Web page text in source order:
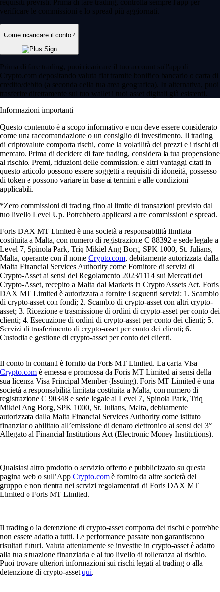
requisiti previsti. Prima di fare trading, controlla sempre l'app per
verificare le commissioni e lo spread più aggiornati.
Come ricaricare il conto?
Prima di fare trading, puoi ricaricare il tuo account sull'app di
Crypto.com depositando valuta fiat tramite bonifico bancario o carta di
credito/debito (a seconda della tua area geografica). In alternativa, puoi
trasferire direttamente sul tuo wallet i tuoi asset digitali già esistenti.
Informazioni importanti
Questo contenuto è a scopo informativo e non deve essere considerato
come una raccomandazione o un consiglio di investimento. Il trading
di criptovalute comporta rischi, come la volatilità dei prezzi e i rischi di
mercato. Prima di decidere di fare trading, considera la tua propensione
al rischio. Premi, riduzioni delle commissioni e altri vantaggi citati in
questo articolo possono essere soggetti a requisiti di idoneità, possesso
di token e possono variare in base ai termini e alle condizioni
applicabili.
*Zero commissioni di trading fino al limite di transazioni previsto dal
tuo livello Level Up. Potrebbero applicarsi altre commissioni e spread.
Foris DAX MT Limited è una società a responsabilità limitata
costituita a Malta, con numero di registrazione C 88392 e sede legale a
Level 7, Spinola Park, Triq Mikiel Ang Borg, SPK 1000, St. Julians,
Malta, operante con il nome Crypto.com, debitamente autorizzata dalla
Malta Financial Services Authority come Fornitore di servizi di
Crypto-Asset ai sensi del Regolamento 2023/1114 sui Mercati dei
Crypto-Asset, recepito a Malta dal Markets in Crypto Assets Act. Foris
DAX MT Limited è autorizzata a fornire i seguenti servizi: 1. Scambio
di crypto-asset con fondi; 2. Scambio di crypto-asset con altri crypto-
asset; 3. Ricezione e trasmissione di ordini di crypto-asset per conto dei
clienti; 4. Esecuzione di ordini di crypto-asset per conto dei clienti; 5.
Servizi di trasferimento di crypto-asset per conto dei clienti; 6.
Custodia e gestione di crypto-asset per conto dei clienti.
Il conto in contanti è fornito da Foris MT Limited. La carta Visa
Crypto.com è emessa e promossa da Foris MT Limited ai sensi della
sua licenza Visa Principal Member (Issuing). Foris MT Limited è una
società a responsabilità limitata costituita a Malta, con numero di
registrazione C 90348 e sede legale al Level 7, Spinola Park, Triq
Mikiel Ang Borg, SPK 1000, St. Julians, Malta, debitamente
autorizzata dalla Malta Financial Services Authority come istituto
finanziario abilitato all’emissione di denaro elettronico ai sensi del 3°
Allegato al Financial Institutions Act (Electronic Money Institutions).
Qualsiasi altro prodotto o servizio offerto e pubblicizzato su questa
pagina web o sull’App Crypto.com è fornito da altre società del
gruppo e non rientra nei servizi regolamentati di Foris DAX MT
Limited o Foris MT Limited.
Il trading o la detenzione di crypto-asset comporta dei rischi e potrebbe
non essere adatto a tutti. Le performance passate non garantiscono
risultati futuri. Valuta attentamente se investire in crypto-asset è adatto
alla tua situazione finanziaria e al tuo livello di tolleranza al rischio.
Puoi trovare ulteriori informazioni sui rischi legati al trading o alla
detenzione di crypto-asset qui.